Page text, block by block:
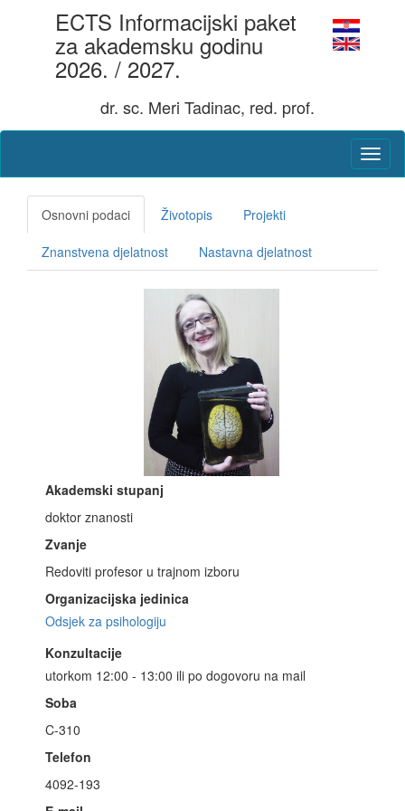
ECTS Informacijski paket
za akademsku godinu
2026. / 2027.
dr. sc. Meri Tadinac, red. prof.
Osnovni podaci Životopis Projekti
Znanstvena djelatnost Nastavna djelatnost
Akademski stupanj
doktor znanosti
Zvanje
Redoviti profesor u trajnom izboru
Organizacijska jedinica
Odsjek za psihologiju
Konzultacije
utorkom 12:00 - 13:00 ili po dogovoru na mail
Soba
C-310
Telefon
4092-193